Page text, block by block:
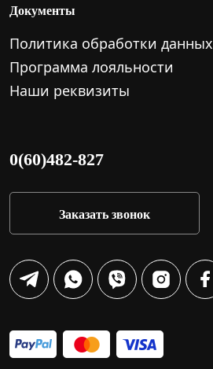
Документы
Политика обработки данных
Программа лояльности
Наши реквизиты
0(60)482-827
Заказать звонок